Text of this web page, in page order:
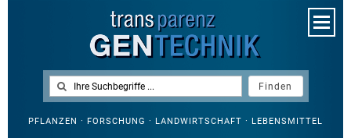
PFLANZEN · FORSCHUNG · LANDWIRTSCHAFT · LEBENSMITTEL